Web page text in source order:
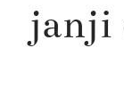
janji